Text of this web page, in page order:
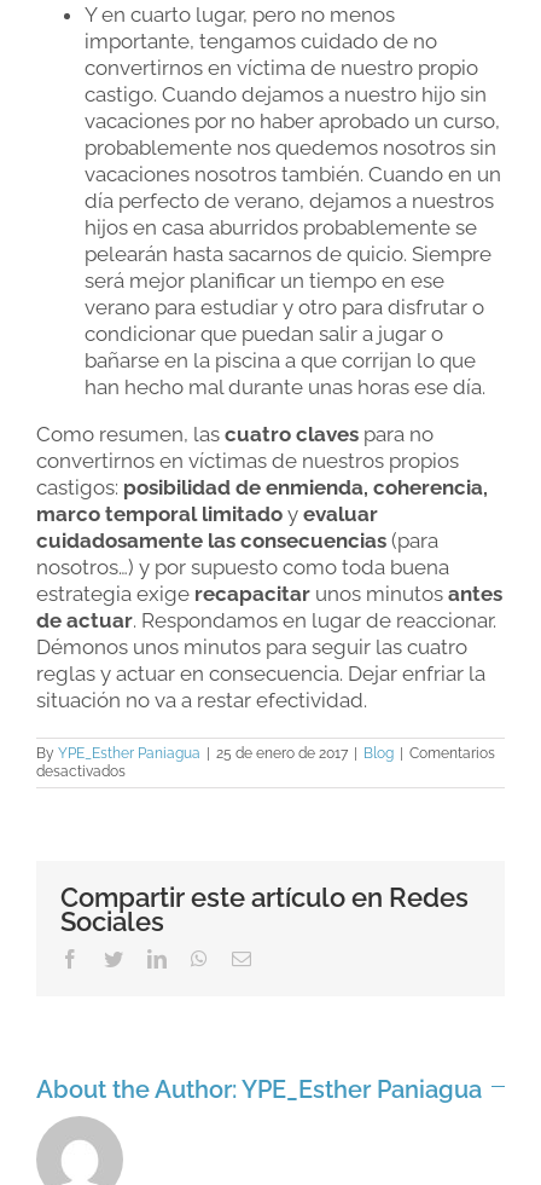
Y en cuarto lugar, pero no menos
importante, tengamos cuidado de no
convertirnos en víctima de nuestro propio
castigo. Cuando dejamos a nuestro hijo sin
vacaciones por no haber aprobado un curso,
probablemente nos quedemos nosotros sin
vacaciones nosotros también. Cuando en un
día perfecto de verano, dejamos a nuestros
hijos en casa aburridos probablemente se
pelearán hasta sacarnos de quicio. Siempre
será mejor planificar un tiempo en ese
verano para estudiar y otro para disfrutar o
condicionar que puedan salir a jugar o
bañarse en la piscina a que corrijan lo que
han hecho mal durante unas horas ese día.
Como resumen, las cuatro claves para no
convertirnos en víctimas de nuestros propios
castigos: posibilidad de enmienda, coherencia,
marco temporal limitado y evaluar
cuidadosamente las consecuencias (para
nosotros…) y por supuesto como toda buena
estrategia exige recapacitar unos minutos antes
de actuar. Respondamos en lugar de reaccionar.
Démonos unos minutos para seguir las cuatro
reglas y actuar en consecuencia. Dejar enfriar la
situación no va a restar efectividad.
By YPE_Esther Paniagua | 25 de enero de 2017 | Blog | Comentarios
desactivadosen
El
Compartir este artículo en Redes
Sociales
Facebook
TwitterLinkedInWhatsApp
Email
About the Author:YPE_Esther Paniagua